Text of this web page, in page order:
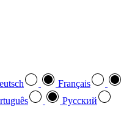
Français
Pусский